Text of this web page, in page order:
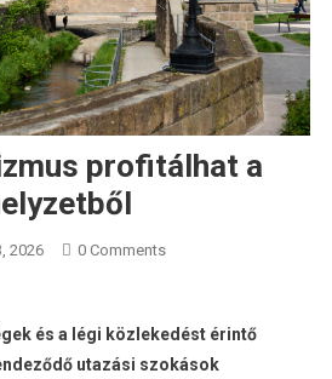
profitálhat a
2026 0 Comments
és a légi közlekedést érintő
utazási szokások